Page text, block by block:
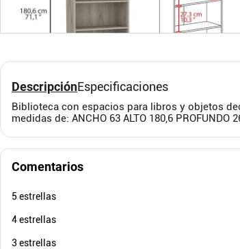
DescripciónEspecificaciones
Biblioteca con espacios para libros y objetos
medidas de: ANCHO 63 ALTO 180,6 PROFUNDO
Comentarios
5 estrellas
4 estrellas
3 estrellas
Repisa Elegante
Techgo SPD-108
TECHGO
$ 22.900 -36%
$ 35.900
Cuota de Referencia*